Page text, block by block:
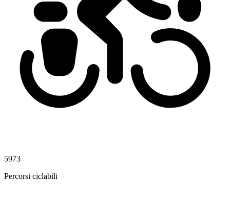
5973
Percorsi ciclabili